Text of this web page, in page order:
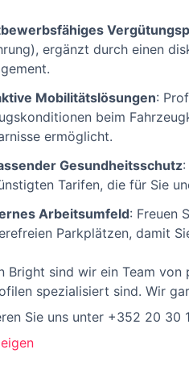
ergänzt durch einen
Mobilitätslösungen:
beim
ermöglicht.
Gesundheitsschutz
Tarifen, die für Sie
Arbeitsumfeld: Freuen
Parkplätzen, damit
Bright sind wir ein Team
spezialisiert sind. Wir
Sie uns unter +352 20 30